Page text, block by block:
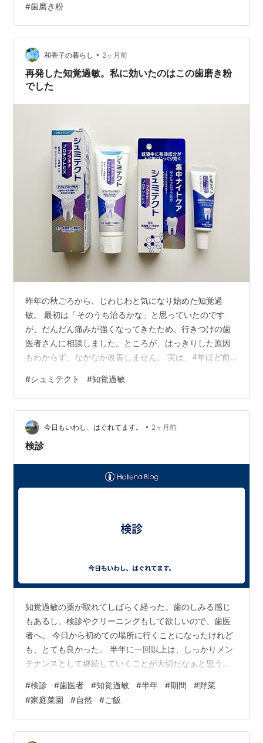
敏が辛すぎて... 筆者は重度の知覚過敏です😭 朝のうがい
で発狂しそうなくらい、 痛みを表すなら、うがいするた
びに虫歯の治療を麻酔なしでされるような感覚の痛みで
す。 絶望的…
#歯磨き粉
和香子の暮らし • 2ヶ月前
再発した知覚過敏。私に効いたのはこの歯磨き粉
でした
昨年の秋ごろから、じわじわと気になり始めた知覚過
敏。 最初は「そのうち治るかな」と思っていたのです
が、だんだん痛みが強くなってきたため、行きつけの歯
医者さんに相談しました。ところが、はっきりした原因
もわからず、なかなか改善しません。 実は、4年ほど前
の歯磨き粉をいろいろ試しました。シュミテクトやハウ
メル、iHerbで購入したアメリカのセンソダインなど、3
種類ほど使ってみたものの効果は感じられず。 歯医者さ
んで歯の表面にシールのようなものを貼る処置もしても
らいましたが、すぐに剥がれてしまい、残念ながら改善
#シュミテクト #知覚過敏
今日もいわし、はぐれてます。 • 2ヶ月前
検診
知覚過敏の薬が取れてしばらく経った。歯のしみる感じ
もあるし、検診やクリーニングもして欲しいので、歯医
者へ。 今日から初めての場所に行くことになったけれど
も、とても良かった。 半年に一回以上は、しっかりメン
テナンスとして継続していくことが大切だなぁと思う。
思う。 外出ついでに水やりも。 外にいたカナヘビと戯れ
る。 自分で野菜を育てるという魅力に取り憑かれてきて
いると思う。 家の畑やプランターを使って、まずこの夏
何か育ててみたいなぁ、と思うくらいに。明日早速植え
#検診 #歯医者 #知覚過敏 #半年 #期間 #野菜
#家庭菜園 #自然 #ご飯